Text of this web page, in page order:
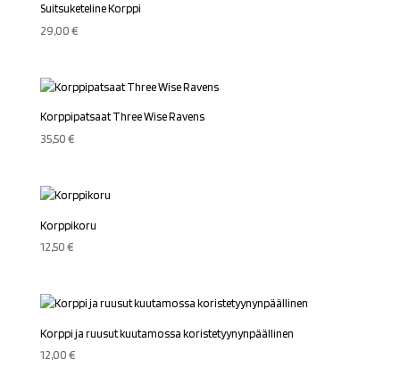
Suitsuketeline Korppi
29,00€
Korppipatsaat Three Wise Ravens
35,50€
Korppikoru
12,50€
Korppi ja ruusut kuutamossa koristetyynynpäällinen
12,00€